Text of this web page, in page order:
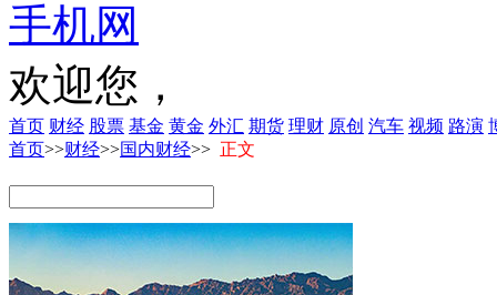
手机网
欢迎您，
首页 财经 股票 基金 黄金 外汇 期货 理财 原创 汽车 视频 路演
首页>>财经>>国内财经>> 正文